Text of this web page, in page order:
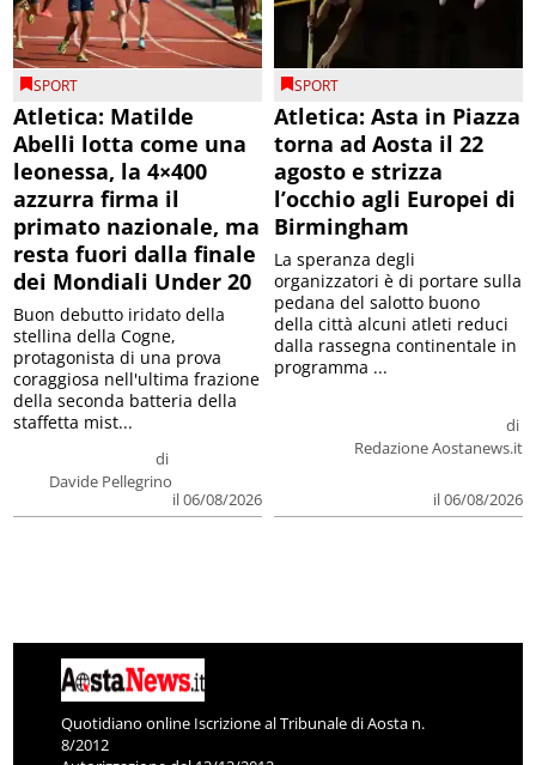
SPORT
Atletica: Matilde
Abelli lotta come una
leonessa, la 4×400
azzurra firma il
primato nazionale, ma
resta fuori dalla finale
dei Mondiali Under 20
di
Davide Pellegrino
il 06/08/2026
Buon debutto iridato della
stellina della Cogne,
protagonista di una prova
coraggiosa nell'ultima frazione
della seconda batteria della
staffetta mist...
SPORT
Atletica: Asta in Piazza
torna ad Aosta il 22
agosto e strizza
l’occhio agli Europei di
Birmingham
di
Redazione Aostanews.it
il 06/08/2026
La speranza degli
organizzatori è di portare sulla
pedana del salotto buono
della città alcuni atleti reduci
dalla rassegna continentale in
programma ...
Quotidiano online Iscrizione al Tribunale di Aosta n.
8/2012